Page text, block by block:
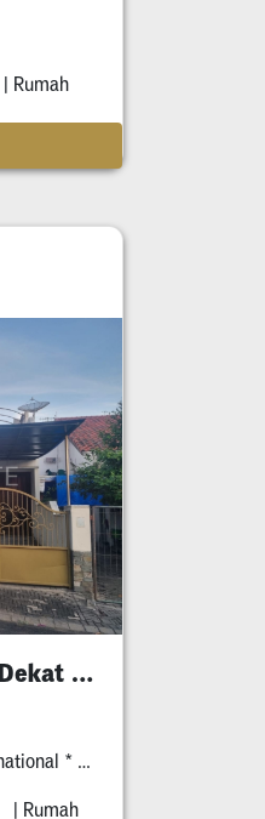
| Rumah
Rumah Citraland Utama Dekat Gwalk
International Village / Taman International * B*/**
| Rumah